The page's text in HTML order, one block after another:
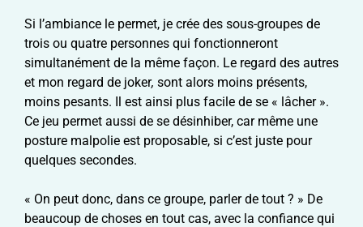
Si l’ambiance le permet, je crée des sous-groupes de
trois ou quatre personnes qui fonctionneront
simultanément de la même façon. Le regard des autres
et mon regard de joker, sont alors moins présents,
moins pesants. Il est ainsi plus facile de se « lâcher ».
Ce jeu permet aussi de se désinhiber, car même une
posture malpolie est proposable, si c’est juste pour
quelques secondes.
« On peut donc, dans ce groupe, parler de tout ? » De
beaucoup de choses en tout cas, avec la confiance qui